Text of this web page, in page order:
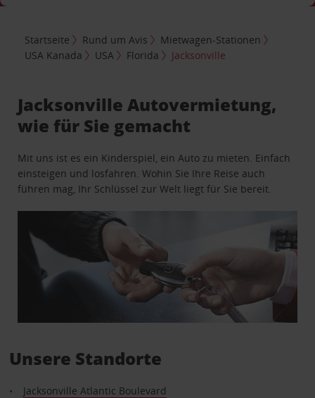
Startseite Rund um Avis
Mietwagen-Stationen
USA Kanada
USA Florida Jacksonville
Jacksonville Autovermietung,
wie für Sie gemacht
Mit uns ist es ein Kinderspiel, ein Auto zu mieten. Einfach
einsteigen und losfahren. Wohin Sie Ihre Reise auch
führen mag, Ihr Schlüssel zur Welt liegt für Sie bereit.
Unsere Standorte
Jacksonville Atlantic Boulevard